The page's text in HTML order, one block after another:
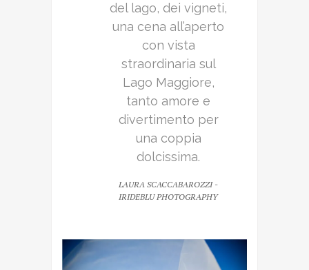
del lago, dei vigneti,
una cena all’aperto
con vista
straordinaria sul
Lago Maggiore,
tanto amore e
divertimento per
una coppia
dolcissima.
LAURA SCACCABAROZZI -
IRIDEBLU PHOTOGRAPHY